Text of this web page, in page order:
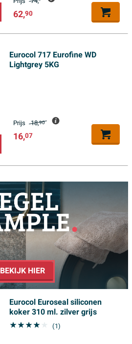
62,90
Eurocol 717 Eurofine WD
Lightgrey 5KG
Prijs 18,90
16,07
Eurocol Euroseal siliconen
koker 310 ml. zilver grijs
(1)
BEKIJK HIER